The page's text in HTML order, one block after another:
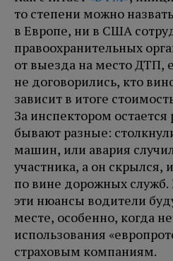
то степени можно
в Европе, ни в США
правоохранительных
от выезда на место ДТП,
не договорились, кто
зависит в итоге
За инспектором остается
бывают разные:
машин, или авария
участника, а он
по вине дорожных служб.
эти нюансы водители
месте, особенно, когда
использования
страховым компаниям.